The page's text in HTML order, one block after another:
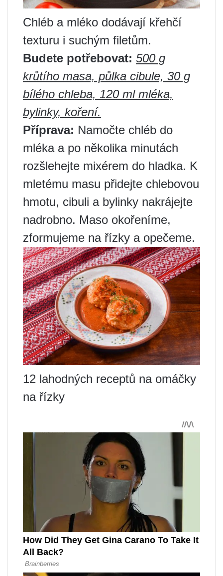
Chléb a mléko dodávají křehčí
texturu i suchým filetům.
Budete potřebovat: 500 g
krůtího masa, půlka cibule, 30 g
bílého chleba, 120 ml mléka,
bylinky, koření.
Příprava: Namočte chléb do
mléka a po několika minutách
rozšlehejte mixérem do hladka. K
mletému masu přidejte chlebovou
hmotu, cibuli a bylinky nakrájejte
nadrobno. Maso okořeníme,
zformujeme na řízky a opečeme.
12 lahodných receptů na omáčky
na řízky